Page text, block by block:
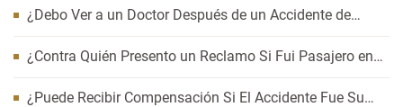
¿Debo Ver a un Doctor Después de un Accidente de
¿Contra Quién Presento un Reclamo Si Fui Pasajero en
¿Puede Recibir Compensación Si El Accidente Fue Su